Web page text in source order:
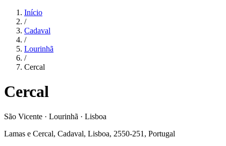
Início
/
Cadaval
/
Lourinhã
/
Cercal
Cercal
São Vicente · Lourinhã · Lisboa
Lamas e Cercal, Cadaval, Lisboa, 2550-251, Portugal